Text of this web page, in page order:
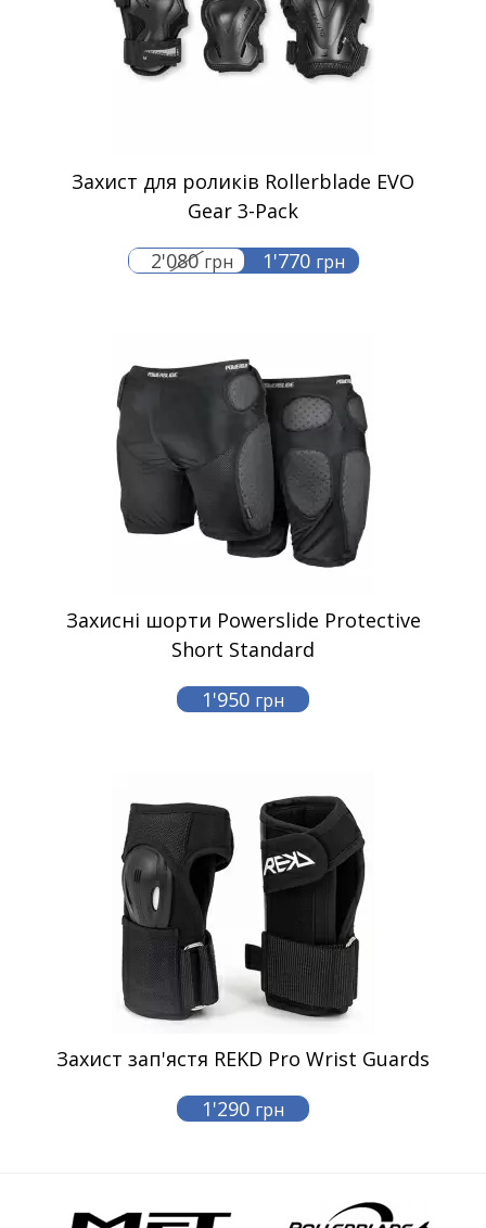
Захист для роликів Rollerblade EVO
Gear 3-Pack
2'080грн 1'770 грн
Захисні шорти Powerslide Protective
Short Standard
1'950 грн
Захист зап'ястя REKD Pro Wrist Guards
1'290 грн